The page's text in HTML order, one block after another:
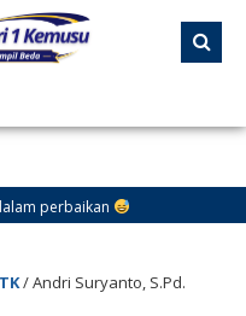
/Andri Suryanto, S.Pd.